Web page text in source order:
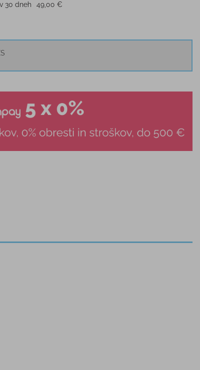
30 dneh 49,00 €